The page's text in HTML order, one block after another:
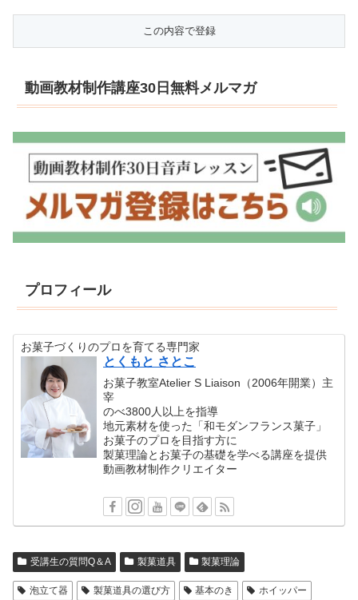
動画教材制作講座30日無料メルマガ
プロフィール
お菓子づくりのプロを育てる専門家
とくもと さとこ
お菓子教室Atelier S Liaison（2006年開業）主
宰
のべ3800人以上を指導
地元素材を使った「和モダンフランス菓子」
お菓子のプロを目指す方に
製菓理論とお菓子の基礎を学べる講座を提供
動画教材制作クリエイター
受講生の質問Q＆A 製菓道具 製菓理論
泡立て器 製菓道具の選び方 基本のき
ホイッパー